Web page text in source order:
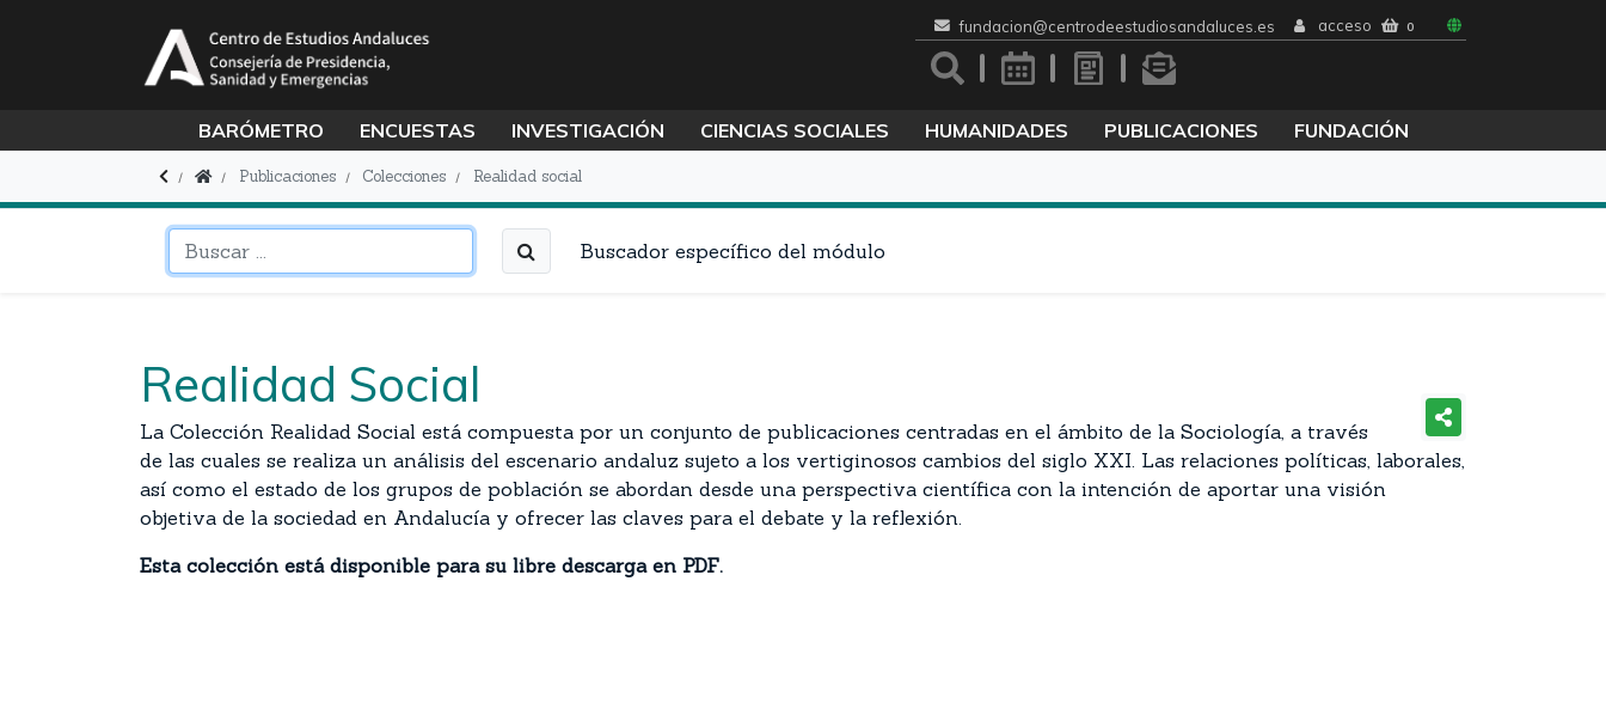
fundacion@centrodeestudiosandaluces.es acceso 0
BARÓMETRO ENCUESTAS INVESTIGACIÓN CIENCIAS SOCIALES HUMANIDADES PUBLICACIONES FUNDACIÓN
Publicaciones Colecciones Realidad social
Buscador específico del módulo
Realidad Social
La Colección Realidad Social está compuesta por un conjunto de publicaciones centradas en el ámbito de la Sociología, a través
de las cuales se realiza un análisis del escenario andaluz sujeto a los vertiginosos cambios del siglo XXI. Las relaciones políticas, laborales,
así como el estado de los grupos de población se abordan desde una perspectiva científica con la intención de aportar una visión
objetiva de la sociedad en Andalucía y ofrecer las claves para el debate y la reflexión.
Esta colección está disponible para su libre descarga en PDF.